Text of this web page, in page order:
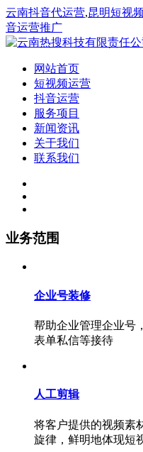
云南抖音代运营,昆明短视
音运营推广
网站首页
短视频运营
抖音运营
服务项目
新闻资讯
关于我们
联系我们
业务范围
企业号装修
帮助企业管理企业号
表单私信等接待
人工剪辑
将客户提供的视频素
旋律，鲜明地体现短